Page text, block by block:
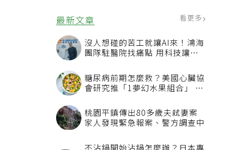
最新文章 看更多
沒人想碰的苦工就讓AI來！鴻海
團隊駐醫院找痛點 用科技讓醫
糖尿病前期怎麼救？美國心臟協
會研究推「1夢幻水果組合」 酪
桃園平鎮傳出80多歲夫弒妻案
家人發現緊急報案、警方調查中